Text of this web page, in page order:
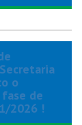
o
de
2026 !